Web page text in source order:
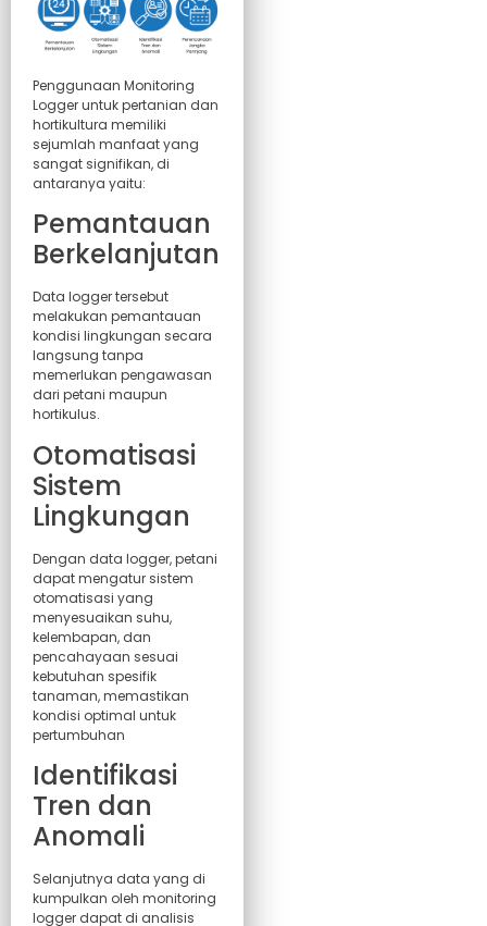
Penggunaan Monitoring
Logger untuk pertanian dan
hortikultura memiliki
sejumlah manfaat yang
sangat signifikan, di
antaranya yaitu:
Pemantauan
Berkelanjutan
Data logger tersebut
melakukan pemantauan
kondisi lingkungan secara
langsung tanpa
memerlukan pengawasan
dari petani maupun
hortikulus.
Otomatisasi
Sistem
Lingkungan
Dengan data logger, petani
dapat mengatur sistem
otomatisasi yang
menyesuaikan suhu,
kelembapan, dan
pencahayaan sesuai
kebutuhan spesifik
tanaman, memastikan
kondisi optimal untuk
pertumbuhan
Identifikasi
Tren dan
Anomali
Selanjutnya data yang di
kumpulkan oleh monitoring
logger dapat di analisis